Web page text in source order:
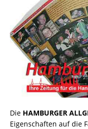
Die HAMBURGER
Eigenschaften auf die